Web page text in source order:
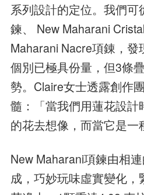
系列設計的定位。我們可
鍊、 New Maharani
Maharani Nacre項錬，
個別已極具份量，但3條
勢。Claire女士透露創作
髓：「當我們用蓮花設計
的花去想像，而當它是一
New Maharani項鍊由相
成，巧妙玩味虛實變化，